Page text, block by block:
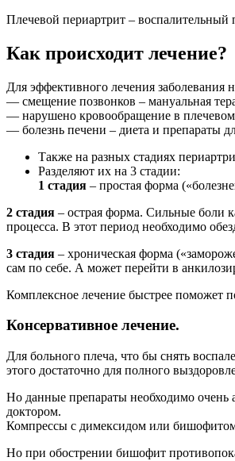
Плечевой периартрит – воспалительный
Как происходит лечение?
Для эффективного лечения
— смещение позвонков – мануальная
— нарушено кровообращение в плечевом
— болезнь печени – диета и препараты
Также на разных стадиях
Разделяют их на 3 стадии:
1 стадия – простая форма
2 стадия – острая форма. Сильные боли
процесса. В этот период необходимо
3 стадия – хроническая форма
сам по себе. А может перейти в
Комплексное лечение быстрее поможет
Консервативное лечение.
Для больного плеча, что бы снять
этого достаточно для полного
Но данные препараты необходимо очень
доктором.
Компрессы с димексидом или
Но при обострении бишофит